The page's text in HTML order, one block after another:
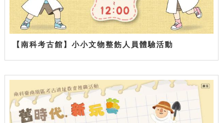
【南科考古館】小小文物整飭人員體驗活動